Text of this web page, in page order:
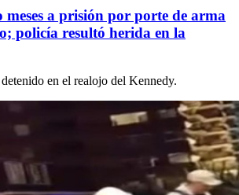
a prisión por porte de arma
policía resultó herida en la
en el realojo del Kennedy.